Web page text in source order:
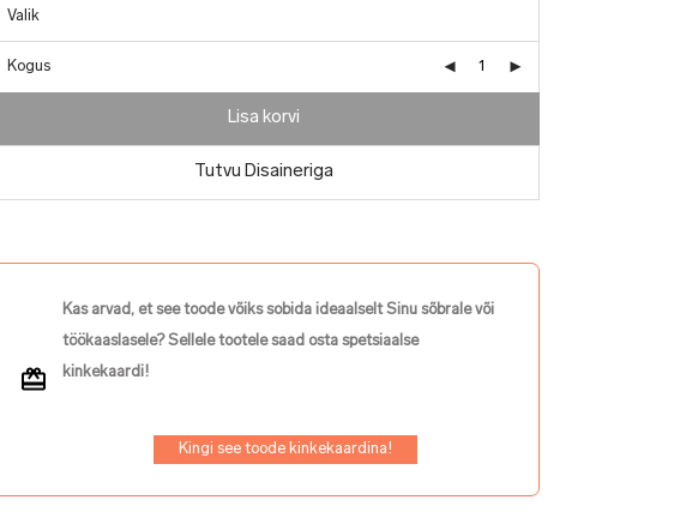
Kogus
Lisa korvi
Tutvu Disaineriga
Kas arvad, et see toode võiks sobida ideaalselt Sinu sõbrale või
töökaaslasele? Sellele tootele saad osta spetsiaalse
kinkekaardi!
Kingi see toode kinkekaardina!